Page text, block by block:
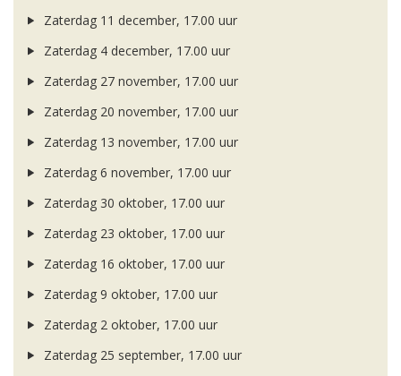
Zaterdag 11 december, 17.00 uur
Zaterdag 4 december, 17.00 uur
Zaterdag 27 november, 17.00 uur
Zaterdag 20 november, 17.00 uur
Zaterdag 13 november, 17.00 uur
Zaterdag 6 november, 17.00 uur
Zaterdag 30 oktober, 17.00 uur
Zaterdag 23 oktober, 17.00 uur
Zaterdag 16 oktober, 17.00 uur
Zaterdag 9 oktober, 17.00 uur
Zaterdag 2 oktober, 17.00 uur
Zaterdag 25 september, 17.00 uur